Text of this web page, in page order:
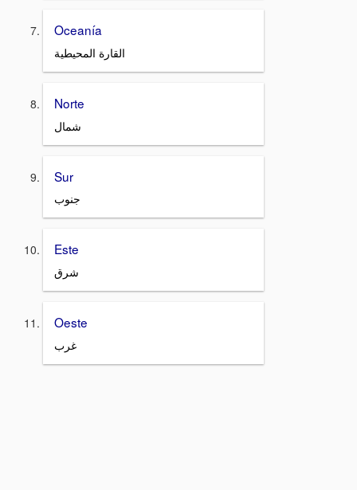
Oceanía
القارة المحيطية
Norte
شمال
Sur
جنوب
Este
شرق
Oeste
غرب